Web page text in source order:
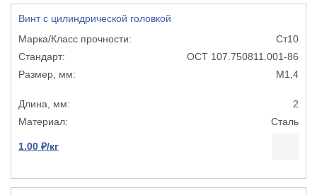
Винт с цилиндрической головкой
Ст10
ОСТ 107.750811.001-86
М1,4
2
Сталь
1.00 ₽/кг